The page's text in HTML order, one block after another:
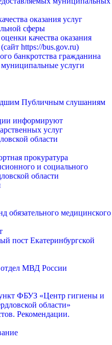
оказания услуг
сферы
качества оказания
https://bus.gov.ru)
банкротства гражданина
услуги
Публичным слушаниям
информируют
услуг
области
прокуратура
и социального
области
обязательного медицинского
пост Екатеринбургской
МВД России
ФБУЗ «Центр гигиены и
области»
Рекомендации.